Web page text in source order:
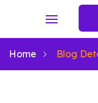
Home Blog